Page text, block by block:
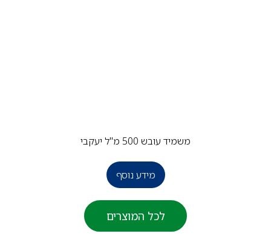
משמיד עובש 500 מ"ל יעקבי
מידע נוסף
לכל המוצרים